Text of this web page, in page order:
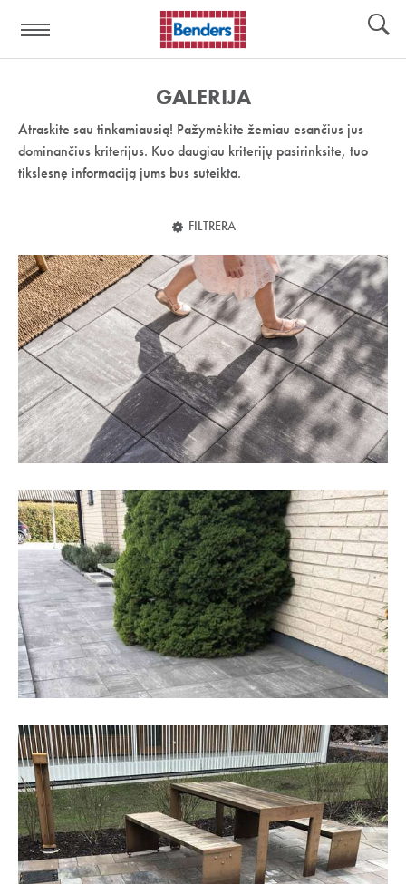
nuoroda:
GALERIJA
Atraskite sau tinkamiausią! Pažymėkite žemiau esančius jus
dominančius kriterijus. Kuo daugiau kriterijų pasirinksite, tuo
tikslesnę informaciją jums bus suteikta.
FILTRERA